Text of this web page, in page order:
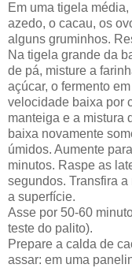
Em uma tigela
azedo, o cacau, os
alguns gruminhos.
Na tigela grande da
de pá, misture a
açúcar, o fermento
velocidade baixa por
manteiga e a mistura
baixa novamente
úmidos. Aumente
minutos. Raspe as
segundos. Transfira
a superfície.
Asse por 50-60
teste do palito).
Prepare a calda de
assar: em uma